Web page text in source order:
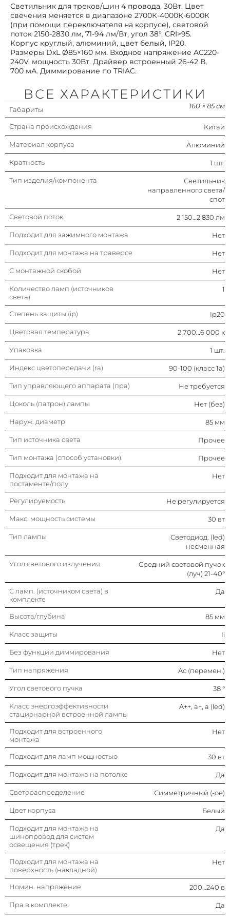
Светильник для треков/шин 4 провода, 30Вт. Цвет
свечения меняется в диапазоне 2700К-4000К-6000К
(при помощи переключателя на корпусе), световой
поток 2150-2830 лм, 71-94 лм/Вт, угол 38°, CRI>95.
Корпус круглый, алюминий, цвет белый, IP20.
Размеры DxL Ø85×160 мм. Входное напряжение AC220-
240V, мощность 30Вт. Драйвер встроенный 26-42 В,
700 мА. Диммирование по TRIAC.
Степень защиты (ip)
Цветовая температура 2 700…6 000 к
Упаковка 1 шт.
Тип управляющего аппарата
(пра)
Не требуется
Цоколь (патрон) лампы
85 мм
Тип источника света Прочее
Тип монтажа (способ установки). Прочее
Подходит для монтажа на
постаменте/полу
Нет
Регулируемость Не регулируется
Макс. мощность системы
Тип лампы
Светодиод. (led)
несменная
Угол светового излучения
Средний световой
пучок (луч) 21-40°
С ламп. (источником света) в
комплекте
Да
85 мм
Без функции диммирования Нет
Тип напряжения
Класс энергоэффективности
стационарной встроенной
лампы
A++, a+, a (led)
Подходит для встроенного
монтажа
Нет
30 вт
Подходит для монтажа на
потолке
Да
Светораспределение
Цвет корпуса Белый
шинопровод для систем
освещения (трек)
Подходит для монтажа на
поверхность (накладной)
Номин. напряжение
Пра в комплекте Да
Подходит для монтажа на стену Да
Специальное применение Нет (без)
Цветность света по стандарту en
12464-1
Цвет свечения
Подходит для подвесного
монтажа
Нет
ВСЕ ХАРАКТЕРИСТИКИ
Габариты 160 × 85 см
Страна происхождения Китай
Материал корпуса Алюминий
Кратность 1 шт.
Тип изделия/компонента
Светильник
направленного света/
спот
Световой поток 2 150…2 830 лм
Подходит для зажимного монтажа Нет
Подходит для монтажа на траверсе Нет
С монтажной скобой Нет
Количество ламп (источников
света)
1
Степень защиты (ip) Ip20
Цветовая температура 2 700…6 000 к
Упаковка 1 шт.
Индекс цветопередачи (ra) 90-100 (класс 1a)
Тип управляющего аппарата (пра) Не требуется
Цоколь (патрон) лампы Нет (без)
Наруж. диаметр 85 мм
Тип источника света Прочее
Тип монтажа (способ установки). Прочее
Подходит для монтажа на
постаменте/полу
Нет
Регулируемость Не регулируется
Макс. мощность системы 30 вт
Тип лампы
Светодиод. (led)
несменная
Угол светового излучения
Средний световой пучок
(луч) 21-40°
С ламп. (источником света) в
комплекте
Да
Высота/глубина 85 мм
Класс защиты Ii
Без функции диммирования Нет
Тип напряжения Ac (перемен.)
Угол светового пучка 38 °
Класс энергоэффективности
стационарной встроенной лампы
A++, a+, a (led)
Подходит для встроенного
монтажа
Нет
Подходит для ламп мощностью 30 вт
Подходит для монтажа на потолке Да
Светораспределение Симметричный (-ое)
Цвет корпуса Белый
Подходит для монтажа на
шинопровод для систем
освещения (трек)
Да
Подходит для монтажа на
поверхность (накладной)
Нет
Номин. напряжение 200…240 в
Пра в комплекте Да